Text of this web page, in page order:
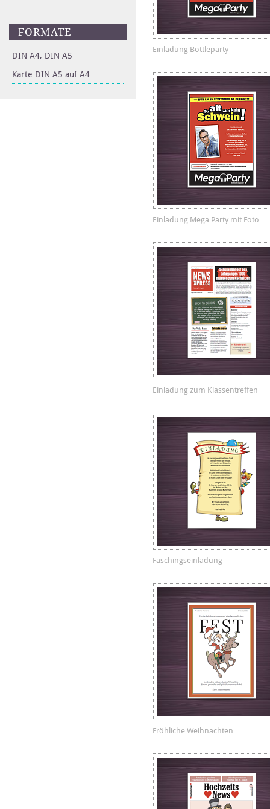
FORMATE
DIN A4, DIN A5
Karte DIN A5 auf A4
Einladung Bottleparty
Einladung Mega Party mit Foto
Einladung zum Klassentreffen
Faschingseinladung
Fröhliche Weihnachten